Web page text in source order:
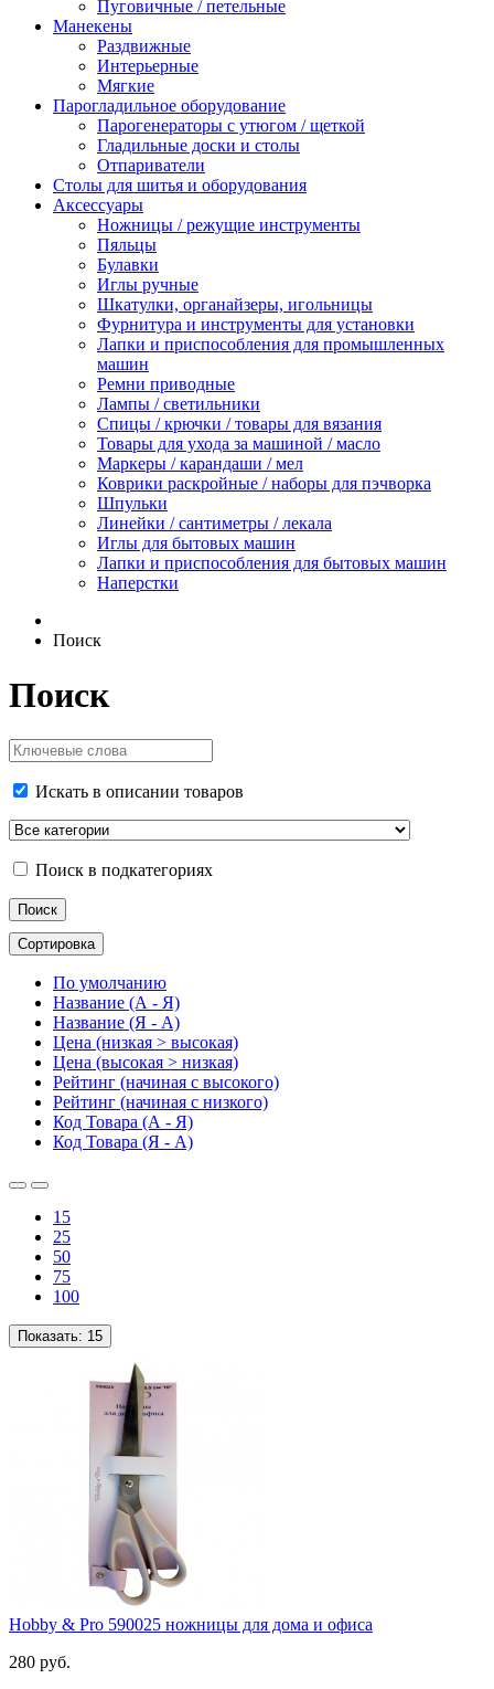
Пуговичные / петельные
Манекены
Раздвижные
Интерьерные
Мягкие
Парогладильное оборудование
Парогенераторы с утюгом / щеткой
Гладильные доски и столы
Отпариватели
Столы для шитья и оборудования
Аксессуары
Ножницы / режущие инструменты
Пяльцы
Булавки
Иглы ручные
Шкатулки, органайзеры, игольницы
Фурнитура и инструменты для установки
Лапки и приспособления для промышленных
машин
Ремни приводные
Лампы / светильники
Спицы / крючки / товары для вязания
Товары для ухода за машиной / масло
Маркеры / карандаши / мел
Коврики раскройные / наборы для пэчворка
Шпульки
Линейки / сантиметры / лекала
Иглы для бытовых машин
Лапки и приспособления для бытовых машин
Наперстки
Поиск
Поиск
Искать в описании товаров
Поиск в подкатегориях
Сортировка
По умолчанию
Название (А - Я)
Название (Я - А)
Цена (низкая > высокая)
Цена (высокая > низкая)
Рейтинг (начиная с высокого)
Рейтинг (начиная с низкого)
Код Товара (А - Я)
Код Товара (Я - А)
15
25
50
75
100
Показать: 15
Hobby & Pro 590025 ножницы для дома и офиса
280 руб.